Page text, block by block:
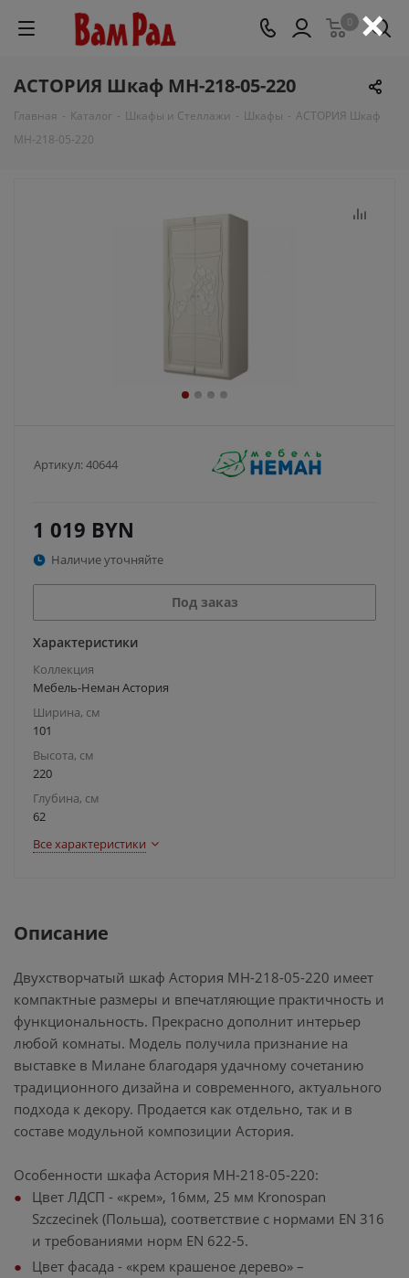
0
АСТОРИЯ Шкаф МН-218-05-220
Главная - Каталог - Шкафы и Стеллажи - Шкафы - АСТОРИЯ Шкаф
МН-218-05-220
Артикул:40644
1 019 BYN
Наличие уточняйте
Под заказ
Характеристики
Коллекция
Мебель-Неман Астория
Ширина, см
101
Высота, см
220
Глубина, см
62
Все характеристики
Описание
Двухстворчатый шкаф Астория МН-218-05-220 имеет
компактные размеры и впечатляющие практичность и
функциональность. Прекрасно дополнит интерьер
любой комнаты. Модель получила признание на
выставке в Милане благодаря удачному сочетанию
традиционного дизайна и современного, актуального
подхода к декору. Продается как отдельно, так и в
составе модульной композиции Астория.
Особенности шкафа Астория МН-218-05-220:
Цвет ЛДСП - «крем», 16мм, 25 мм Kronospan
Szczecinek (Польша), соответствие с нормами EN 316
и требованиями норм EN 622-5.
Цвет фасада - «крем крашеное дерево» –
×